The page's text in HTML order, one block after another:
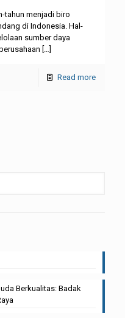
tahun menjadi biro
di Indonesia. Hal-
sumber daya
[…]
Read more
Berkualitas: Badak